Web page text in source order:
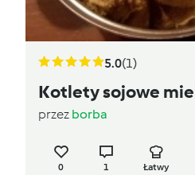
5.0(1)
Kotlety sojowe
przez borba
0 1 Łatwy